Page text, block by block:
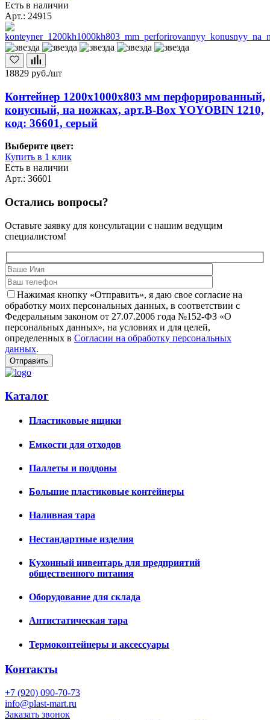
Есть в наличии
Арт.: 24915
18829 руб./шт
Контейнер 1200х1000х803 мм перфорированный,
конусный, на ножках, арт.B-Box YOYOBIN 1210,
код: 36601, серый
Выберите цвет:
Купить в 1 клик
Есть в наличии
Арт.: 36601
Остались вопросы?
Оставьте заявку для консультации с нашим ведущим
специалистом!
Нажимая кнопку «Отправить», я даю свое согласие на
обработку моих персональных данных, в соответствии с
Федеральным законом от 27.07.2006 года №152-ФЗ «О
персональных данных», на условиях и для целей,
определенных в Согласии на обработку персональных
данных.
Каталог
Пластиковые ящики
Емкости для отходов
Паллеты и поддоны
Большие пластиковые контейнеры
Наливная тара
Нестандартные изделия
Кухонный инвентарь для предприятий
общественного питания
Оборудование для склада
Антистатическая тара
Термоконтейнеры и аксессуары
Контакты
+7 (920) 090-70-73
info@plast-mart.ru
Заказать звонок